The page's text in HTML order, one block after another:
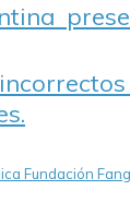
Fundación